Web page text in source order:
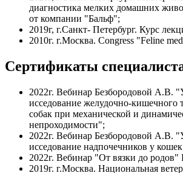
диагностика мелких домашних
от компании "Бальф";
2019г, г.Санкт- Петербург. Курс
2010г. г.Москва. Congress "Feline
Сертификаты
2022г. Вебинар Безбородовой А.В.
исседование желудочно-кишечного
собак при механической и
непроходимости";
2022г. Вебинар Безбородовой А.В.
исседование надпочечников у
2022г. Вебинар "От вязки до родов"
2019г. г.Москва. Национальная